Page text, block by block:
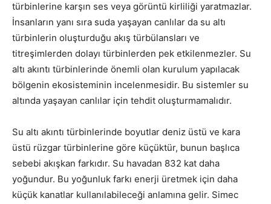
türbinlerine karşın ses veya görüntü kirliliği yaratmazlar.
İnsanların yanı sıra suda yaşayan canlılar da su altı
türbinlerin oluşturduğu akış türbülansları ve
titreşimlerden dolayı türbinlerden pek etkilenmezler. Su
altı akıntı türbinlerinde önemli olan kurulum yapılacak
bölgenin ekosisteminin incelenmesidir. Bu sistemler su
altında yaşayan canlılar için tehdit oluşturmamalıdır.
Su altı akıntı türbinlerinde boyutlar deniz üstü ve kara
üstü rüzgar türbinlerine göre küçüktür, bunun başlıca
sebebi akışkan farkıdır. Su havadan 832 kat daha
yoğundur. Bu yoğunluk farkı enerji üretmek için daha
küçük kanatlar kullanılabileceği anlamına gelir. Simec